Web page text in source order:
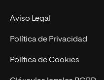
MBA
Marketing y Comunicación
Ingeniería
Diseño
Contacto
Aviso Legal
Política de Privacidad
Política de Cookies